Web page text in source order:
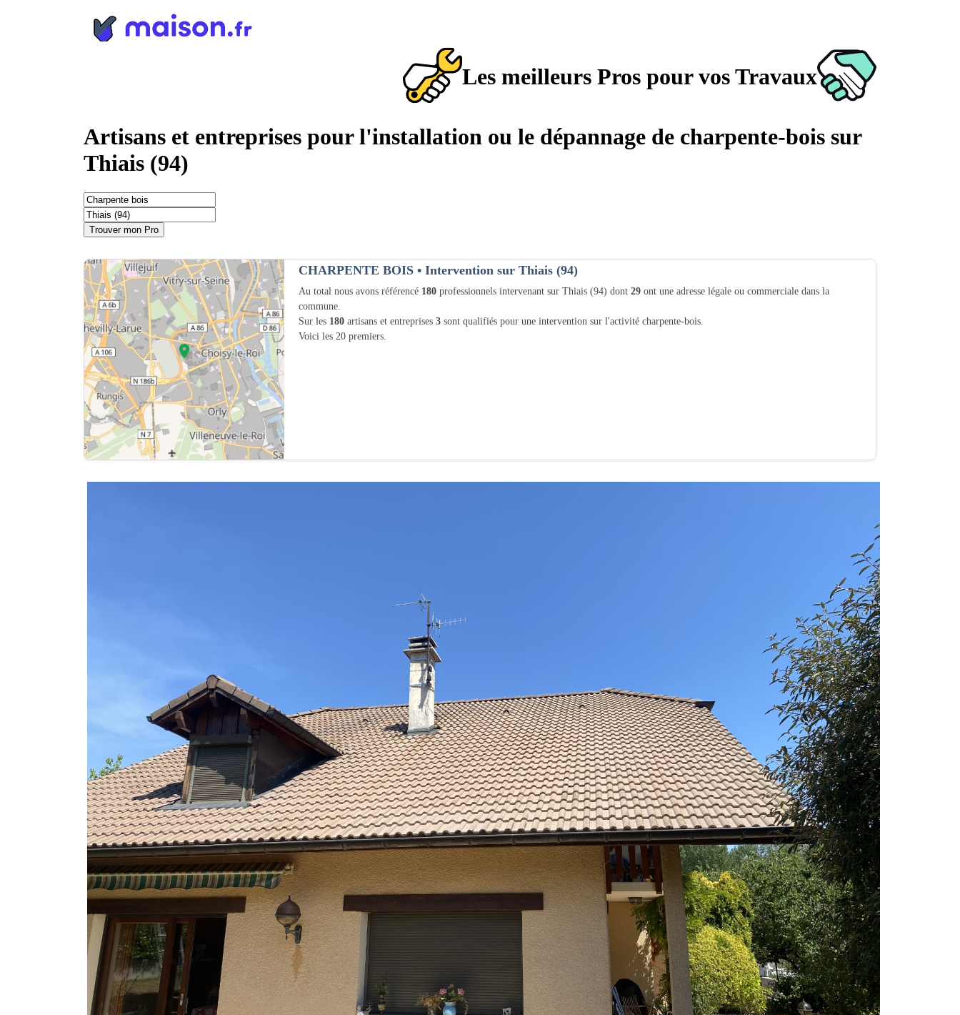
Les meilleurs Pros pour vos Travaux
Artisans et entreprises pour l'installation ou le dépannage de charpente-bois sur
Thiais (94)
Trouver mon Pro
CHARPENTE BOIS • Intervention sur Thiais (94)
Au total nous avons référencé 180 professionnels intervenant sur Thiais (94) dont 29 ont une adresse légale ou commerciale dans la
commune.
Sur les 180 artisans et entreprises 3 sont qualifiés pour une intervention sur l'activité charpente-bois.
Voici les 20 premiers.